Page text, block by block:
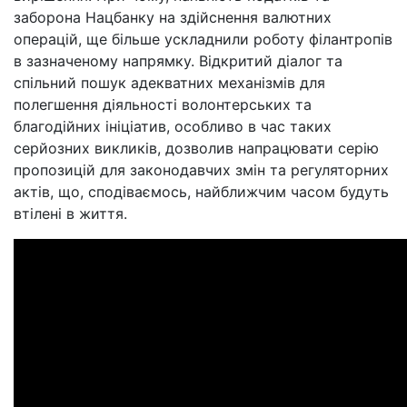
заборона Нацбанку на здійснення валютних
операцій, ще більше ускладнили роботу філантропів
в зазначеному напрямку. Відкритий діалог та
спільний пошук адекватних механізмів для
полегшення діяльності волонтерських та
благодійних ініціатив, особливо в час таких
серйозних викликів, дозволив напрацювати серію
пропозицій для законодавчих змін та регуляторних
актів, що, сподіваємось, найближчим часом будуть
втілені в життя.